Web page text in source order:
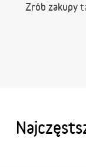
Zrób zakupy